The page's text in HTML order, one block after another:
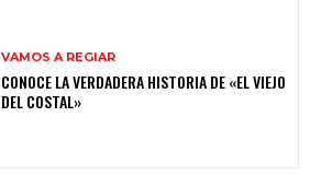
VAMOS A REGIAR
CONOCE LA VERDADERA HISTORIA DE «EL VIEJO
DEL COSTAL»